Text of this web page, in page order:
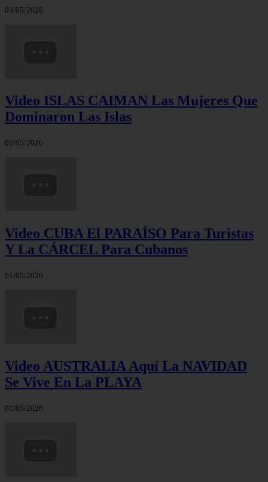
03/05/2026
Video ISLAS CAIMAN Las Mujeres Que
Dominaron Las Islas
02/05/2026
Video CUBA El PARAÍSO Para Turistas
Y La CÁRCEL Para Cubanos
01/05/2026
Video AUSTRALIA Aquí La NAVIDAD
Se Vive En La PLAYA
01/05/2026